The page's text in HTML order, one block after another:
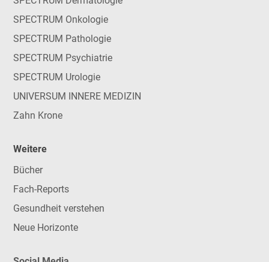
SPECTRUM Onkologie
SPECTRUM Pathologie
SPECTRUM Psychiatrie
SPECTRUM Urologie
UNIVERSUM INNERE MEDIZIN
Zahn Krone
Weitere
Bücher
Fach-Reports
Gesundheit verstehen
Neue Horizonte